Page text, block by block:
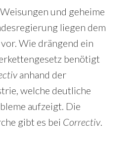
und geheime
liegen dem
Wie drängend ein
benötigt
anhand der
welche deutliche
aufzeigt. Die
gibt es bei Correctiv.